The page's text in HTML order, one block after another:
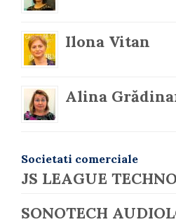
Ilona Vitan
Alina
Societati comerciale
JS LEAGUE
SONOTECH